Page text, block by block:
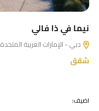
نيما في ذا فالي
دبي - الإمارات العربية المتحدة
شقق
اضيف: